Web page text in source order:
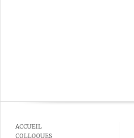
ACCUEIL
COLLOQUES